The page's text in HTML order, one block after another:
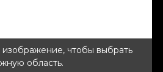
чтобы выбрать
область.